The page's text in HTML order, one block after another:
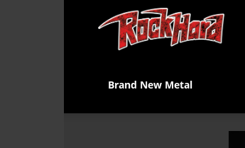
Brand New Metal